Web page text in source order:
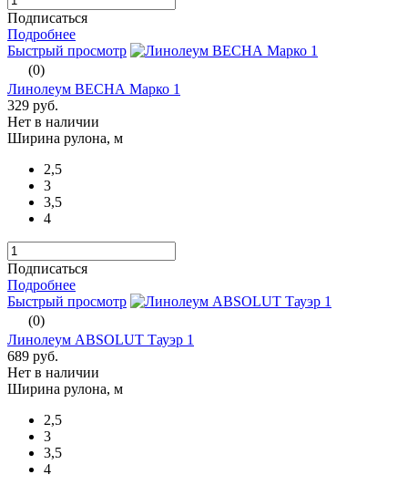
Подписаться
Подробнее
Быстрый просмотр
(0)
Линолеум ВЕСНА Марко 1
329 руб.
Нет в наличии
Ширина рулона, м
2,5
3
3,5
4
Подписаться
Подробнее
Быстрый просмотр
(0)
Линолеум ABSOLUT Тауэр 1
689 руб.
Нет в наличии
Ширина рулона, м
2,5
3
3,5
4